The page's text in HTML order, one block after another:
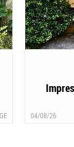
04/08/26